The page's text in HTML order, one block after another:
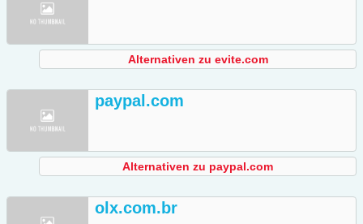
Alternativen zu evite.com
paypal.com
Alternativen zu paypal.com
olx.com.br